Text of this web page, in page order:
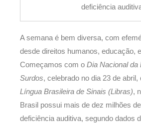
deficiência
A semana é bem diversa, com
desde direitos humanos, educação,
Começamos com o Dia Nacional da
Surdos, celebrado no dia 23 de abril,
Língua Brasileira de Sinais (Libras),
Brasil possui mais de dez milhões
deficiência auditiva, segundo dados